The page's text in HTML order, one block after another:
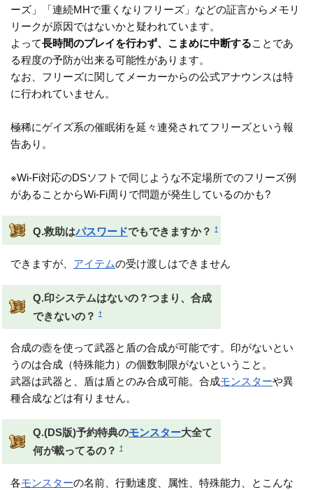
ーズ」「連続MHで重くなりフリーズ」などの証言からメモリ
リークが原因ではないかと疑われています。
よって長時間のプレイを行わず、こまめに中断することであ
る程度の予防が出来る可能性があります。
なお、フリーズに関してメーカーからの公式アナウンスは特
に行われていません。
極稀にゲイズ系の催眠術を延々連発されてフリーズという報
告あり。
※Wi-Fi対応のDSソフトで同じような不定場所でのフリーズ例
があることからWi-Fi周りで問題が発生しているのかも?
Q.救助はパスワードでもできますか？ †
できますが、 アイテムの受け渡しはできません
Q.印システムはないの？つまり、合成
できないの？
†
合成の壺を使って武器と盾の合成が可能です。印がないとい
うのは合成（特殊能力）の個数制限がないということ。
武器は武器と、盾は盾とのみ合成可能。合成モンスターや異
種合成などは有りません。
Q.(DS版)予約特典のモンスター大全て
何が載ってるの？
†
各モンスターの名前、行動速度、属性、特殊能力、とこんな